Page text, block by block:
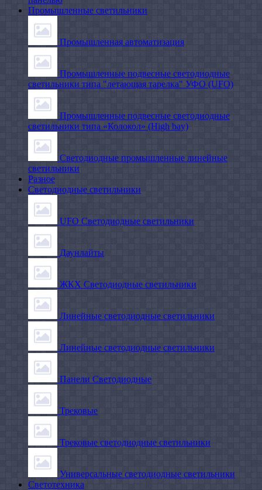
Промышленные светильники
Промышленная автоматизация
Промышленные подвесные cветодиодные
светильники типа "летающая тарелка" УФО (UFO)
Промышленные подвесные cветодиодные
светильники типа «Колокол» (High bay)
Светодиодные промышленные линейные
светильники
Разное
Светодиодные светильники
UFO Светодиодные светильники
Даунлайты
ЖКХ Светодиодные светильники
Линейные светодиодные светильники
Линейные светодиодные светильники
Панели Светодиодные
Трековые
Трековые светодиодные светильники
Универсальные светодиодные светильники
Светотехника